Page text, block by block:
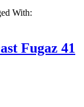
With:
Fugaz 41